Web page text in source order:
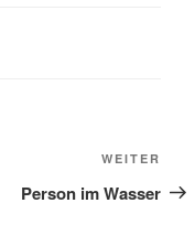
WEITER
Person im Wasser